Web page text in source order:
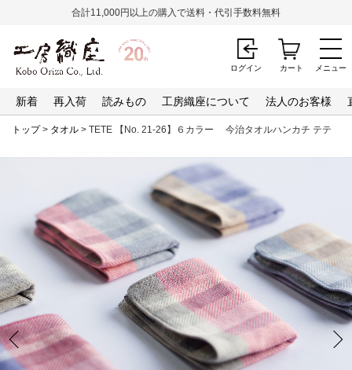
メニュー
合計11,000円以上の購入で送料・代引手数料無料
新着 再入荷 読みもの 工房織座について 法人のお客様
ログイン カート
トップ> タオル > TETE 【No. 21-26】６カラー 今治タオルハンカチ テテ